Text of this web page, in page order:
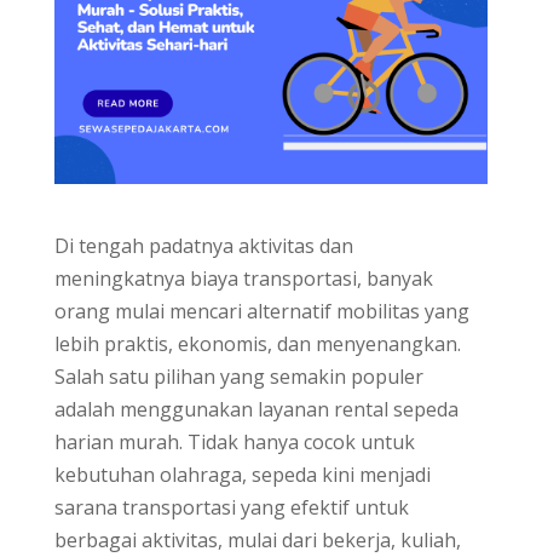
Di tengah padatnya aktivitas dan
meningkatnya biaya transportasi, banyak
orang mulai mencari alternatif mobilitas yang
lebih praktis, ekonomis, dan menyenangkan.
Salah satu pilihan yang semakin populer
adalah menggunakan layanan rental sepeda
harian murah. Tidak hanya cocok untuk
kebutuhan olahraga, sepeda kini menjadi
sarana transportasi yang efektif untuk
berbagai aktivitas, mulai dari bekerja, kuliah,